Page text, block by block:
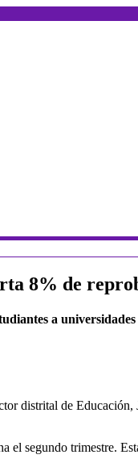
8% de
a
distrital de Educación,
el segundo trimestre.